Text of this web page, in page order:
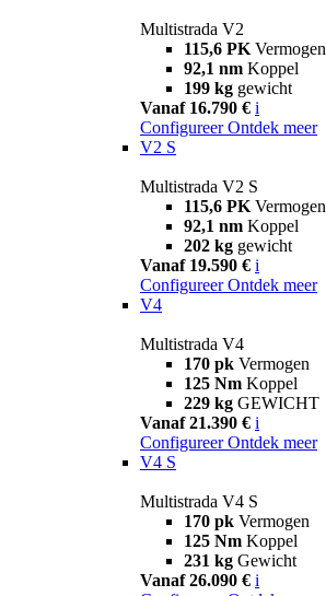
Multistrada V2
115,6 PK Vermogen
92,1 nm Koppel
199 kg gewicht
Vanaf 16.790 € i
Configureer Ontdek meer
V2 S
Multistrada V2 S
115,6 PK Vermogen
92,1 nm Koppel
202 kg gewicht
Vanaf 19.590 € i
Configureer Ontdek meer
V4
Multistrada V4
170 pk Vermogen
125 Nm Koppel
229 kg GEWICHT
Vanaf 21.390 € i
Configureer Ontdek meer
V4 S
Multistrada V4 S
170 pk Vermogen
125 Nm Koppel
231 kg Gewicht
Vanaf 26.090 € i